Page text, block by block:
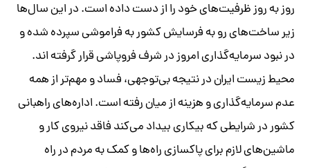
روز به روز ظرفیت‌های خود را از دست داده است. در این سال‌ها
زیر ساخت‌های رو به فرسایش کشور به فراموشی سپرده شده و
در نبود سرمایه‌گذاری امروز در شرف فروپاشی قرار گرفته اند.
محیط زیست ایران در نتیجه بی‌توجهی، فساد و مهم‌تر از همه
عدم سرمایه‌گذاری و هزینه از میان رفته است. اداره‌های راهبانی
کشور در شرایطی که بیکاری بیداد می‌کند فاقد نیروی کار و
ماشین‌های لازم برای پاکسازی راه‌ها و کمک به مردم در راه